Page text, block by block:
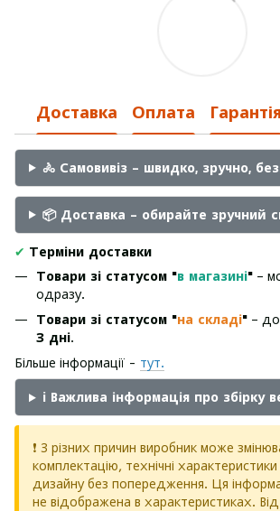
Доставка Оплата Гарантія
🚴 Самовивіз – швидко, зручно,
📦 Доставка – обирайте зручний
✔ Терміни доставки
Товари зі статусом "в магазині" –
одразу.
Товари зі статусом "на складі" –
3 дні.
Більше інформації - тут.
ℹ️ Важлива інформація про збірку
❗ З різних причин виробник може
комплектацію, технічні
дизайну без попередження. Ця
не відображена в характеристиках.